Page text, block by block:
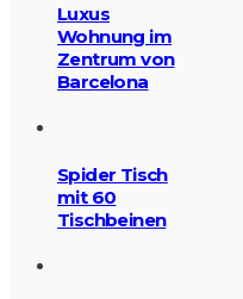
Luxus
Wohnung im
Zentrum von
Barcelona
Spider Tisch
mit 60
Tischbeinen